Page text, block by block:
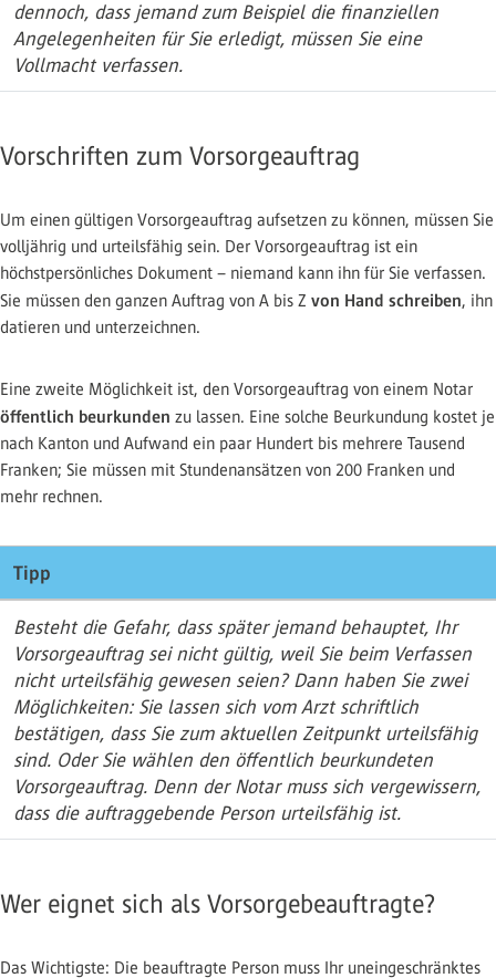
dennoch, dass jemand zum Beispiel die finanziellen
Angelegenheiten für Sie erledigt, müssen Sie eine
Vollmacht verfassen.
Vorschriften zum Vorsorgeauftrag
Um einen gültigen Vorsorgeauftrag aufsetzen zu können, müssen Sie
volljährig und urteilsfähig sein. Der Vorsorgeauftrag ist ein
höchstpersönliches Dokument – niemand kann ihn für Sie verfassen.
Sie müssen den ganzen Auftrag von A bis Z von Hand schreiben, ihn
datieren und unterzeichnen.
Eine zweite Möglichkeit ist, den Vorsorgeauftrag von einem Notar
öffentlich beurkunden zu lassen. Eine solche Beurkundung kostet je
nach Kanton und Aufwand ein paar Hundert bis mehrere Tausend
Franken; Sie müssen mit Stundenansätzen von 200 Franken und
mehr rechnen.
Tipp
Besteht die Gefahr, dass später jemand behauptet, Ihr
Vorsorgeauftrag sei nicht gültig, weil Sie beim Verfassen
nicht urteilsfähig gewesen seien? Dann haben Sie zwei
Möglichkeiten: Sie lassen sich vom Arzt schriftlich
bestätigen, dass Sie zum aktuellen Zeitpunkt urteilsfähig
sind. Oder Sie wählen den öffentlich beurkundeten
Vorsorgeauftrag. Denn der Notar muss sich vergewissern,
dass die auftraggebende Person urteilsfähig ist.
Wer eignet sich als Vorsorgebeauftragte?
Das Wichtigste: Die beauftragte Person muss Ihr uneingeschränktes